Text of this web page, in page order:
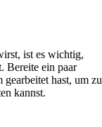
ist es wichtig,
Bereite ein paar
hast, um zu
kannst.